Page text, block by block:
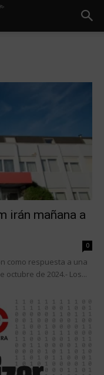
irán mañana a
0
como respuesta a una
de 2024.- Los...